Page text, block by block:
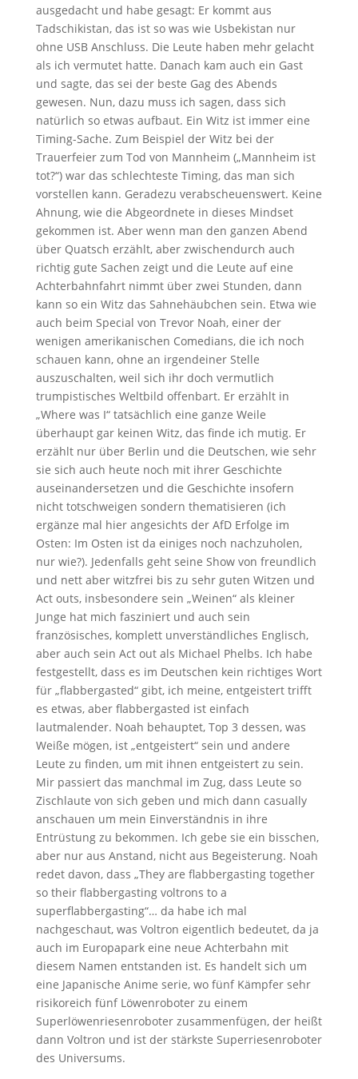
ausgedacht und habe gesagt: Er kommt aus
Tadschikistan, das ist so was wie Usbekistan nur
ohne USB Anschluss. Die Leute haben mehr gelacht
als ich vermutet hatte. Danach kam auch ein Gast
und sagte, das sei der beste Gag des Abends
gewesen. Nun, dazu muss ich sagen, dass sich
natürlich so etwas aufbaut. Ein Witz ist immer eine
Timing-Sache. Zum Beispiel der Witz bei der
Trauerfeier zum Tod von Mannheim („Mannheim ist
tot?“) war das schlechteste Timing, das man sich
vorstellen kann. Geradezu verabscheuenswert. Keine
Ahnung, wie die Abgeordnete in dieses Mindset
gekommen ist. Aber wenn man den ganzen Abend
über Quatsch erzählt, aber zwischendurch auch
richtig gute Sachen zeigt und die Leute auf eine
Achterbahnfahrt nimmt über zwei Stunden, dann
kann so ein Witz das Sahnehäubchen sein. Etwa wie
auch beim Special von Trevor Noah, einer der
wenigen amerikanischen Comedians, die ich noch
schauen kann, ohne an irgendeiner Stelle
auszuschalten, weil sich ihr doch vermutlich
trumpistisches Weltbild offenbart. Er erzählt in
„Where was I“ tatsächlich eine ganze Weile
überhaupt gar keinen Witz, das finde ich mutig. Er
erzählt nur über Berlin und die Deutschen, wie sehr
sie sich auch heute noch mit ihrer Geschichte
auseinandersetzen und die Geschichte insofern
nicht totschweigen sondern thematisieren (ich
ergänze mal hier angesichts der AfD Erfolge im
Osten: Im Osten ist da einiges noch nachzuholen,
nur wie?). Jedenfalls geht seine Show von freundlich
und nett aber witzfrei bis zu sehr guten Witzen und
Act outs, insbesondere sein „Weinen“ als kleiner
Junge hat mich fasziniert und auch sein
französisches, komplett unverständliches Englisch,
aber auch sein Act out als Michael Phelbs. Ich habe
festgestellt, dass es im Deutschen kein richtiges Wort
für „flabbergasted“ gibt, ich meine, entgeistert trifft
es etwas, aber flabbergasted ist einfach
lautmalender. Noah behauptet, Top 3 dessen, was
Weiße mögen, ist „entgeistert“ sein und andere
Leute zu finden, um mit ihnen entgeistert zu sein.
Mir passiert das manchmal im Zug, dass Leute so
Zischlaute von sich geben und mich dann casually
anschauen um mein Einverständnis in ihre
Entrüstung zu bekommen. Ich gebe sie ein bisschen,
aber nur aus Anstand, nicht aus Begeisterung. Noah
redet davon, dass „They are flabbergasting together
so their flabbergasting voltrons to a
superflabbergasting“… da habe ich mal
nachgeschaut, was Voltron eigentlich bedeutet, da ja
auch im Europapark eine neue Achterbahn mit
diesem Namen entstanden ist. Es handelt sich um
eine Japanische Anime serie, wo fünf Kämpfer sehr
risikoreich fünf Löwenroboter zu einem
Superlöwenriesenroboter zusammenfügen, der heißt
dann Voltron und ist der stärkste Superriesenroboter
des Universums.